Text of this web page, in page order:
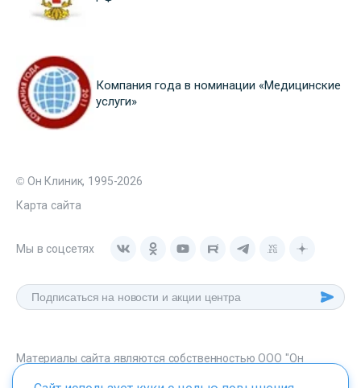
Компания года в номинации «Медицинские
услуги»
© Он Клиник, 1995-2026
Карта сайта
Мы в соцсетях
Материалы сайта являются собственностью ООО "Он